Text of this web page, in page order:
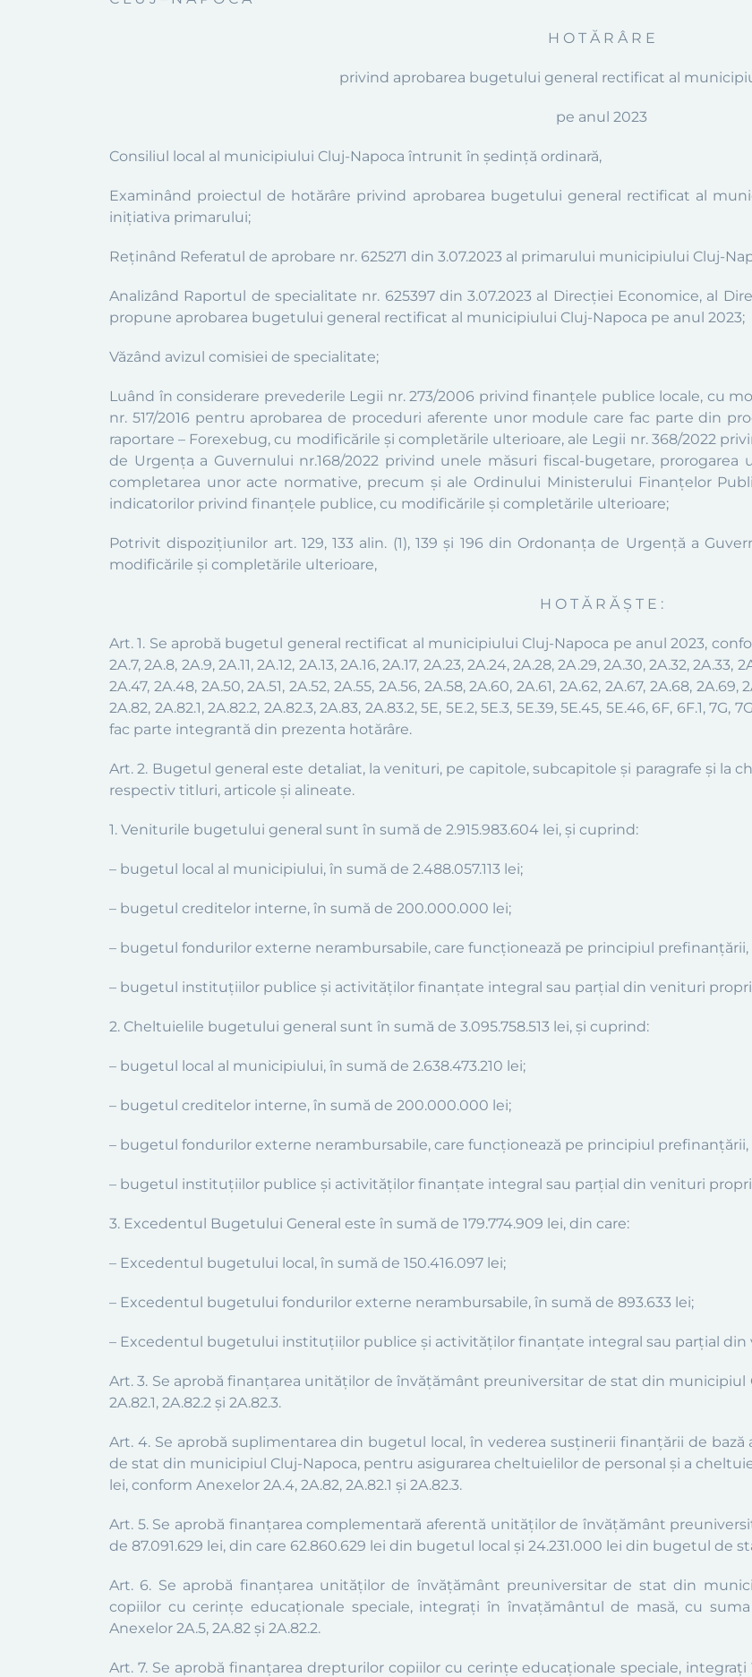
H O T Ă R Â R E
privind aprobarea bugetului general rectificat al
pe anul 2023
Consiliul local al municipiului Cluj-Napoca întrunit în şedinţă ordinară,
Examinând proiectul de hotărâre privind aprobarea bugetului general rectificat al
iniţiativa primarului;
Reținând Referatul de aprobare nr. 625271 din 3.07.2023 al primarului municipiului Cluj-
Analizând Raportul de specialitate nr. 625397 din 3.07.2023 al Direcției Economice, al
propune aprobarea bugetului general rectificat al municipiului Cluj-Napoca pe anul 2023;
Văzând avizul comisiei de specialitate;
Luând în considerare prevederile Legii nr. 273/2006 privind finanţele publice locale, cu
nr. 517/2016 pentru aprobarea de proceduri aferente unor module care fac parte din
raportare – Forexebug, cu modificările şi completările ulterioare, ale Legii nr. 368/2022
de Urgența a Guvernului nr.168/2022 privind unele măsuri fiscal-bugetare,
completarea unor acte normative, precum și ale Ordinului Ministerului Finanțelor
indicatorilor privind finanţele publice, cu modificările și completările ulterioare;
Potrivit dispoziţiunilor art. 129, 133 alin. (1), 139 și 196 din Ordonanța de Urgență a
modificările și completările ulterioare,
H O T Ă R Ă Ş T E :
Art. 1. Se aprobă bugetul general rectificat al municipiului Cluj-Napoca pe anul 2023,
2A.7, 2A.8, 2A.9, 2A.11, 2A.12, 2A.13, 2A.16, 2A.17, 2A.23, 2A.24, 2A.28, 2A.29, 2A.30, 2A.32,
2A.47, 2A.48, 2A.50, 2A.51, 2A.52, 2A.55, 2A.56, 2A.58, 2A.60, 2A.61, 2A.62, 2A.67, 2A.68, 2A.69,
2A.82, 2A.82.1, 2A.82.2, 2A.82.3, 2A.83, 2A.83.2, 5E, 5E.2, 5E.3, 5E.39, 5E.45, 5E.46, 6F, 6F.1, 7G,
fac parte integrantă din prezenta hotărâre.
Art. 2. Bugetul general este detaliat, la venituri, pe capitole, subcapitole și paragrafe și la
respectiv titluri, articole și alineate.
1. Veniturile bugetului general sunt în sumă de 2.915.983.604 lei, și cuprind:
– bugetul local al municipiului, în sumă de 2.488.057.113 lei;
– bugetul creditelor interne, în sumă de 200.000.000 lei;
– bugetul fondurilor externe nerambursabile, care funcționează pe principiul prefinanțării,
– bugetul instituţiilor publice şi activităţilor finanţate integral sau parţial din venituri proprii,
2. Cheltuielile bugetului general sunt în sumă de 3.095.758.513 lei, și cuprind:
– bugetul local al municipiului, în sumă de 2.638.473.210 lei;
– bugetul creditelor interne, în sumă de 200.000.000 lei;
– bugetul fondurilor externe nerambursabile, care funcționează pe principiul prefinanțării,
– bugetul instituţiilor publice şi activităţilor finanţate integral sau parţial din venituri
3. Excedentul Bugetului General este în sumă de 179.774.909 lei, din care:
– Excedentul bugetului local, în sumă de 150.416.097 lei;
– Excedentul bugetului fondurilor externe nerambursabile, în sumă de 893.633 lei;
– Excedentul bugetului instituţiilor publice şi activităţilor finanţate integral sau parţial din
Art. 3. Se aprobă finanţarea unităţilor de învăţământ preuniversitar de stat din municipiul
2A.82.1, 2A.82.2 și 2A.82.3.
Art. 4. Se aprobă suplimentarea din bugetul local, în vederea susţinerii finanţării de
de stat din municipiul Cluj-Napoca, pentru asigurarea cheltuielilor de personal și a
lei, conform Anexelor 2A.4, 2A.82, 2A.82.1 și 2A.82.3.
Art. 5.Se aprobă finanţarea complementară aferentă unităţilor de învăţământ
de 87.091.629 lei, din care 62.860.629 lei din bugetul local și 24.231.000 lei din bugetul de
Art. 6. Se aprobă finanţarea unităților de învățământ preuniversitar de stat din
copiilor cu cerinţe educaționale speciale, integraţi în învațământul de masă, cu
Anexelor 2A.5, 2A.82 și 2A.82.2.
Art. 7. Se aprobă finanţarea drepturilor copiilor cu cerinţe educaționale speciale, integrați